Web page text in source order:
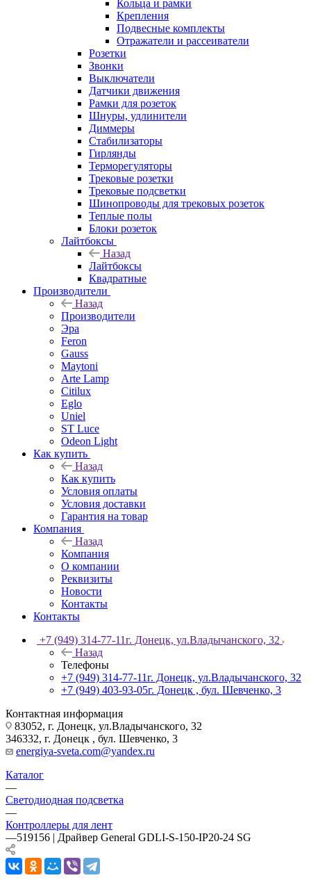
Кольца и рамки
Крепления
Подвесные комплекты
Отражатели и рассеиватели
Розетки
Звонки
Выключатели
Датчики движения
Рамки для розеток
Шнуры, удлинители
Диммеры
Стабилизаторы
Гирлянды
Терморегуляторы
Трековые розетки
Трековые подсветки
Шинопроводы для трековых розеток
Теплые полы
Блоки розеток
Лайтбоксы
Назад
Лайтбоксы
Квадратные
Производители
Назад
Производители
Эра
Feron
Gauss
Maytoni
Arte Lamp
Citilux
Eglo
Uniel
ST Luce
Odeon Light
Как купить
Назад
Как купить
Условия оплаты
Условия доставки
Гарантия на товар
Компания
Назад
Компания
О компании
Реквизиты
Новости
Контакты
Контакты
+7 (949) 314-77-11г. Донецк, ул.Владычанского, 32
Назад
Телефоны
+7 (949) 314-77-11г. Донецк, ул.Владычанского, 32
+7 (949) 403-93-05г. Донецк , бул. Шевченко, 3
Контактная информация
83052, г. Донецк, ул.Владычанского, 32
346332, г. Донецк , бул. Шевченко, 3
energiya-sveta.com@yandex.ru
Каталог
—
Светодиодная подсветка
—
Контроллеры для лент
—519156 | Драйвер General GDLI-S-150-IP20-24 SG